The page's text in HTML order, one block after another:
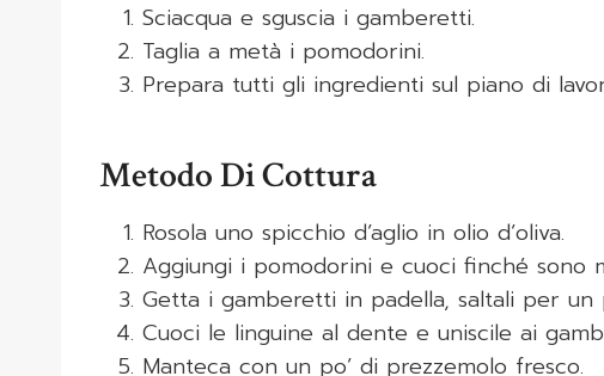
Sciacqua e sguscia i gamberetti.
Taglia a metà i pomodorini.
Prepara tutti gli ingredienti sul piano di
Metodo Di Cottura
Rosola uno spicchio d’aglio in olio d’oliva.
Aggiungi i pomodorini e cuoci finché sono
Getta i gamberetti in padella, saltali per un
Cuoci le linguine al dente e uniscile ai
Manteca con un po’ di prezzemolo fresco.